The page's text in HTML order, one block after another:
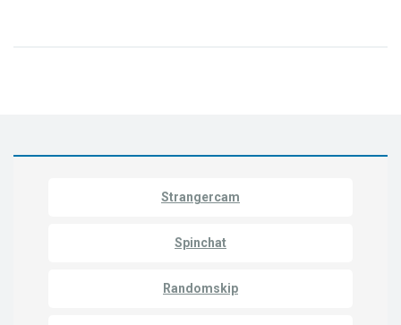
Strangercam
Spinchat
Randomskip